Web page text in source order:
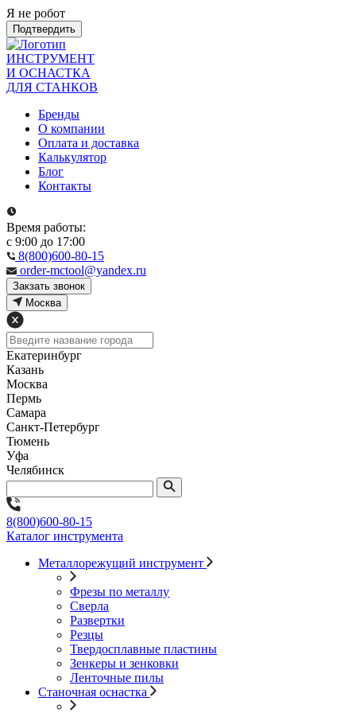
Я не робот
Подтвердить
ИНСТРУМЕНТ
И ОСНАСТКА
ДЛЯ СТАНКОВ
Бренды
О компании
Оплата и доставка
Калькулятор
Блог
Контакты
Время работы:
с 9:00 до 17:00
8(800)600-80-15
order-mctool@yandex.ru
Закзать звонок
Москва
Екатеринбург
Казань
Москва
Пермь
Самара
Санкт-Петербург
Тюмень
Уфа
Челябинск
8(800)600-80-15
Каталог инструмента
Металлорежущий инструмент
Фрезы по металлу
Сверла
Развертки
Резцы
Твердосплавные пластины
Зенкеры и зенковки
Ленточные пилы
Станочная оснастка